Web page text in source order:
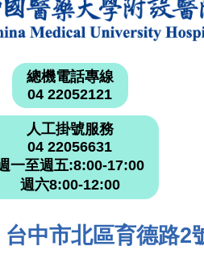
總機電話專線
04 22052121
人工掛號服務
04 22056631
一至週五:8:00-17:00
週六8:00-12:00
中市北區育德路2